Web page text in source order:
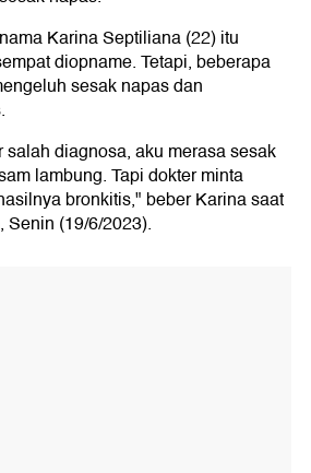
Karina Septiliana (22) itu
diopname. Tetapi, beberapa
sesak napas dan
diagnosa, aku merasa sesak
lambung. Tapi dokter minta
bronkitis," beber Karina saat
, Senin (19/6/2023).